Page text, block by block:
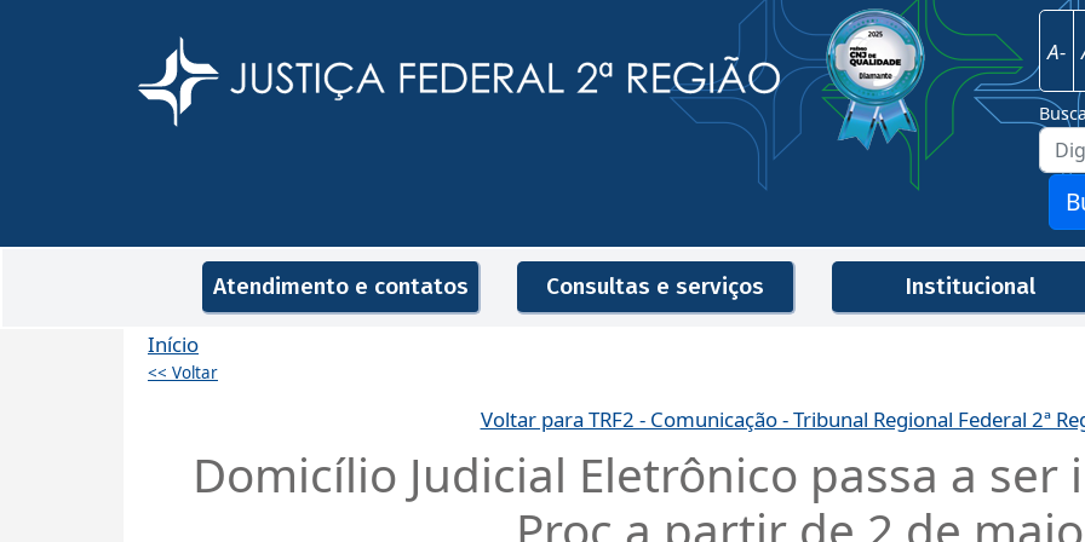
Justiça Federal - 2ª Região
Imagem
A-
Navegação principal
Atendimento e contatos Consultas e serviços Institucional
Início
<< Voltar
Voltar para TRF2 - Comunicação - Tribunal Regional Federal 2ª
Domicílio Judicial Eletrônico passa a ser